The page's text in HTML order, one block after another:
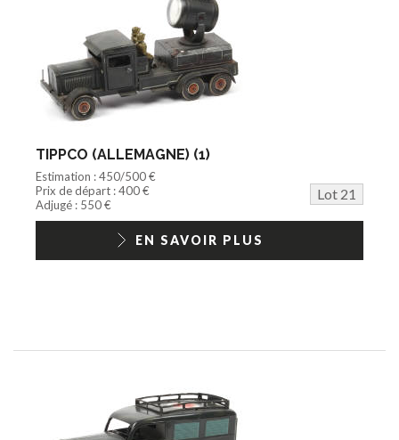
TIPPCO (ALLEMAGNE) (1)
Estimation : 450/500 €
Prix de départ : 400 €
Lot 21
Adjugé : 550 €
EN SAVOIR PLUS